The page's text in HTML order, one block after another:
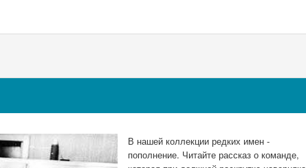
В нашей коллекции редких имен -
пополнение. Читайте рассказ о команде,